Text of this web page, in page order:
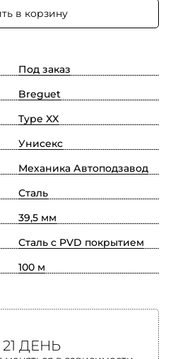
в корзину
Под заказ
Breguet
Type XX
Унисекс
Механика Автоподзавод
Сталь
39,5 мм
Сталь с PVD покрытием
100 м
ДЕНЬ